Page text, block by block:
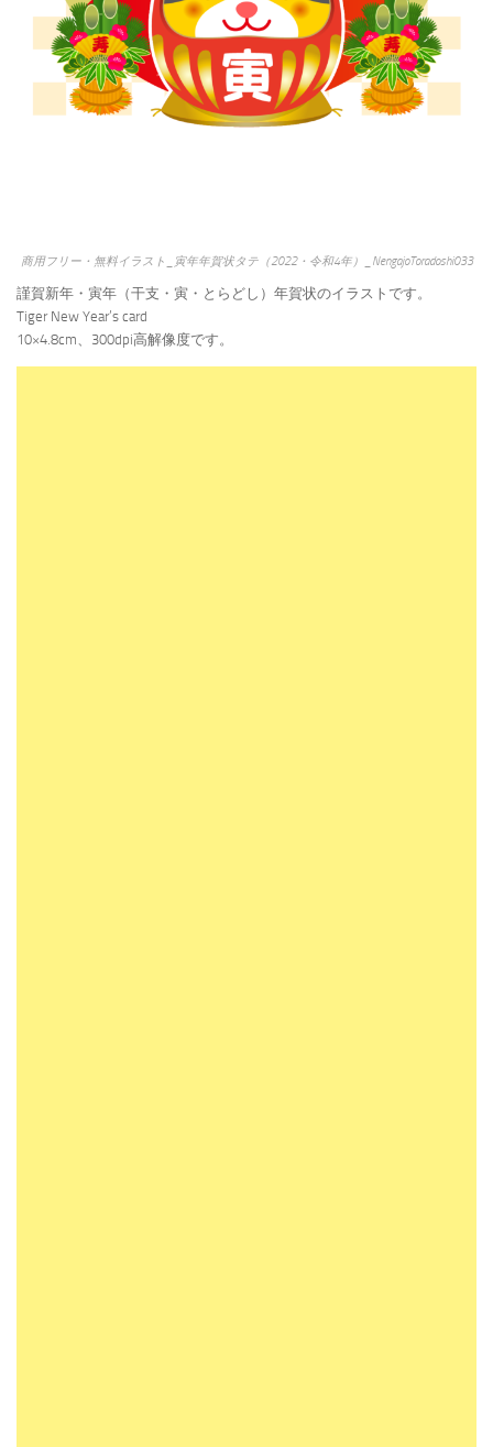
商用フリー・無料イラスト_寅年年賀状タテ（2022・令和4年）_NengajoToradoshi033
謹賀新年・寅年（干支・寅・とらどし）年賀状のイラストです。
Tiger New Year’s card
10×4.8cm、300dpi高解像度です。